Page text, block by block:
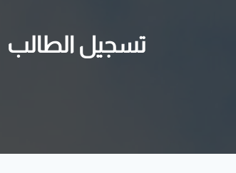
تسجيل الطالب